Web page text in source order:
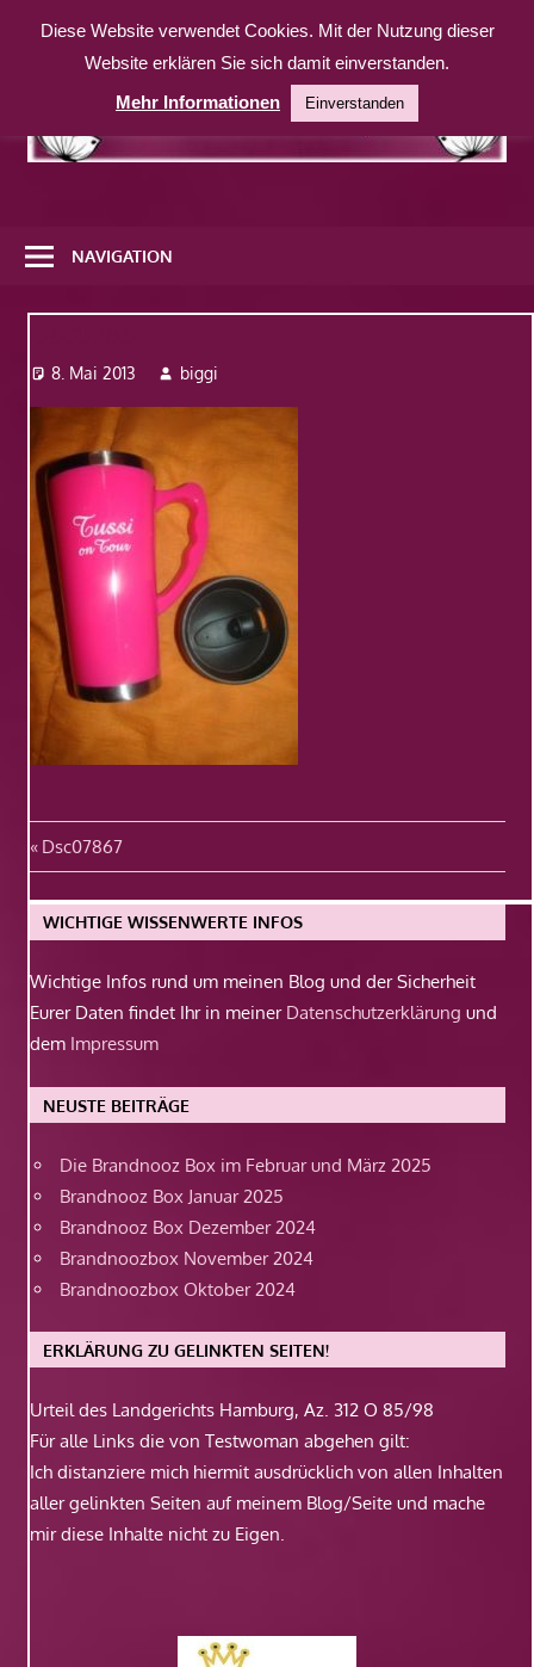
Inhalt
weitere
Website
NAVIGATION
8. Mai 2013 biggi
Beitragsnavigation
Vorheriger
Beitrag:
Dsc07867
WICHTIGE WISSENWERTE INFOS
Wichtige Infos rund um meinen Blog und der Sicherheit
Eurer Daten findet Ihr in meiner Datenschutzerklärung und
dem Impressum
NEUSTE BEITRÄGE
Die Brandnooz Box im Februar und März 2025
Brandnooz Box Januar 2025
Brandnooz Box Dezember 2024
Brandnoozbox November 2024
Brandnoozbox Oktober 2024
ERKLÄRUNG ZU GELINKTEN SEITEN!
Urteil des Landgerichts Hamburg, Az. 312 O 85/98
Für alle Links die von Testwoman abgehen gilt:
Ich distanziere mich hiermit ausdrücklich von allen Inhalten
aller gelinkten Seiten auf meinem Blog/Seite und mache
mir diese Inhalte nicht zu Eigen.
Diese Website verwendet Cookies. Mit der Nutzung dieser
Website erklären Sie sich damit einverstanden.
Mehr Informationen
Einverstanden